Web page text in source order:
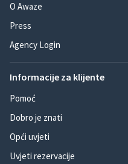
O Awaze
Press
Agency Login
Informacije za klijente
Pomoć
Dobro je znati
Opći uvjeti
Uvjeti rezervacije